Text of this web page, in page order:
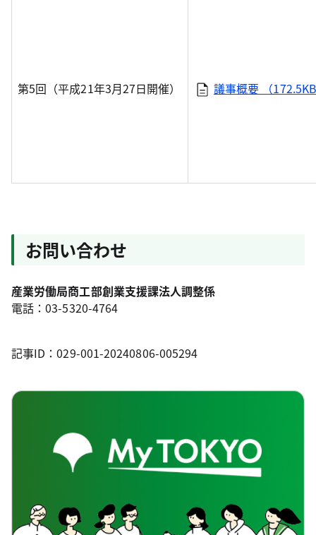
第5回（平成21年3月27日開催） 議事概要 （
お問い合わせ
産業労働局商工部創業支援課法人調整係
電話：03-5320-4764
記事ID：029-001-20240806-005294